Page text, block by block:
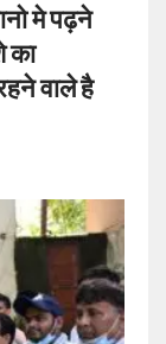
मे पढ़ने
का
वाले है